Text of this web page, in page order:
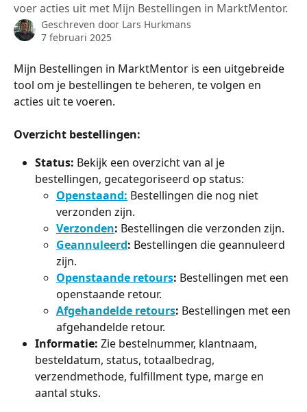
voer acties uit met Mijn Bestellingen in MarktMentor.
Geschreven door Lars Hurkmans
7 februari 2025
Mijn Bestellingen in MarktMentor is een uitgebreide
tool om je bestellingen te beheren, te volgen en
acties uit te voeren.
Overzicht bestellingen:
Status: Bekijk een overzicht van al je
bestellingen, gecategoriseerd op status:
Openstaand: Bestellingen die nog niet
verzonden zijn.
Verzonden: Bestellingen die verzonden zijn.
Geannuleerd: Bestellingen die geannuleerd
zijn.
Openstaande retours: Bestellingen met een
openstaande retour.
Afgehandelde retours: Bestellingen met een
afgehandelde retour.
Informatie: Zie bestelnummer, klantnaam,
besteldatum, status, totaalbedrag,
verzendmethode, fulfillment type, marge en
aantal stuks.